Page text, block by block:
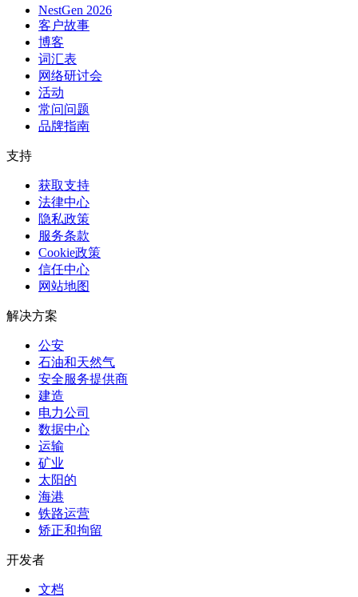
NestGen 2026
客户故事
博客
词汇表
网络研讨会
活动
常问问题
品牌指南
支持
获取支持
法律中心
隐私政策
服务条款
Cookie政策
信任中心
网站地图
解决方案
公安
石油和天然气
安全服务提供商
建造
电力公司
数据中心
运输
矿业
太阳的
海港
铁路运营
矫正和拘留
开发者
文档